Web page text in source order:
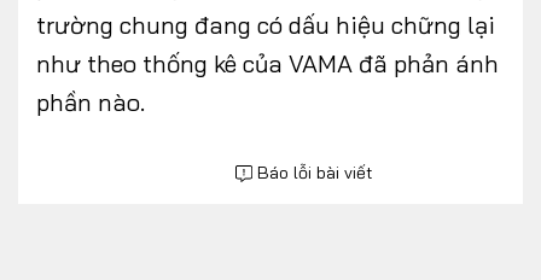
trường chung đang có dấu hiệu chững lại
như theo thống kê của VAMA đã phản ánh
phần nào.
Báo lỗi bài viết